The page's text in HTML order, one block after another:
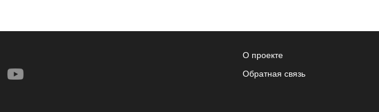
О проекте
Обратная связь